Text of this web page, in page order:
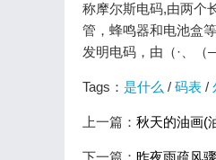
称摩尔斯电码,由两
管，蜂鸣器和电池盒
发明电码，由（·、（
Tags： 是什么 / 码表 /
上一篇： 秋天的油画(
下一篇： 昨夜雨疏风